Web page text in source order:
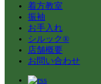
着方教室
振袖
お手入れ
シルック®
店舗概要
お問い合わせ